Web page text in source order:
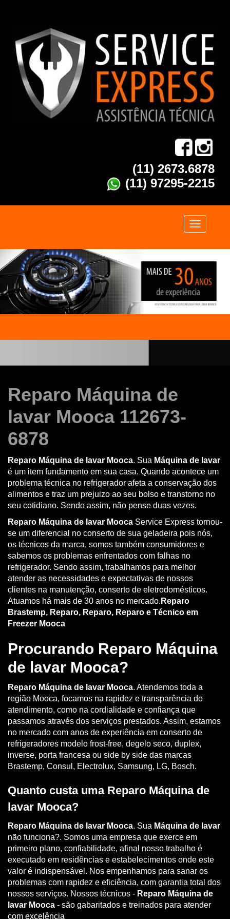
(11) 2673.6878
(11) 97295-2215
Reparo Máquina de
lavar Mooca 112673-
6878
Reparo Máquina de lavar Mooca. Sua Máquina de lavar
é um item fundamento em sua casa. Quando acontece um
problema técnica no refrigerador afeta a conservação dos
alimentos e traz um prejuizo ao seu bolso e transtorno no
seu cotidiano. Sendo assim, não pense duas vezes.
Reparo Máquina de lavar Mooca Service Express tornou-
se um diferencial no conserto de sua geladeira pois nós,
os técnicos da marca, somos também consumidores e
sabemos os problemas enfrentados com falhas no
refrigerador. Sendo assim, trabalhamos para melhor
atender as necessidades e expectativas de nossos
clientes na manutenção, conserto de eletrodomésticos.
Atuamos há mais de 30 anos no mercado. Reparo
Brastemp, Reparo, Reparo, Reparo e Técnico em
Freezer Mooca
Procurando Reparo Máquina
de lavar Mooca?
Reparo Máquina de lavar Mooca. Atendemos toda a
região Mooca, focamos na rapidez e transparência do
atendimento, como na cordialidade e confiança que
passamos através dos serviços prestados. Assim, estamos
no mercado com anos de experiência em conserto de
refrigeradores modelo frost-free, degelo seco, duplex,
inverse, porta francesa ou side by side das marcas
Brastemp, Consul, Electrolux, Samsung, LG, Bosch.
Quanto custa uma Reparo Máquina de
lavar Mooca?
Reparo Máquina de lavar Mooca. Sua Máquina de lavar
não funciona?. Somos uma empresa que exerce em
primeiro plano, confiabilidade, afinal nosso trabalho é
executado em residências e estabelecimentos onde este
valor é indispensável. Nos empenhamos para sanar os
problemas com rapidez e eficiência, com garantia total dos
nossos serviços. Nossos técnicos - Reparo Máquina de
lavar Mooca - são gabaritados e treinados para atender
com excelência